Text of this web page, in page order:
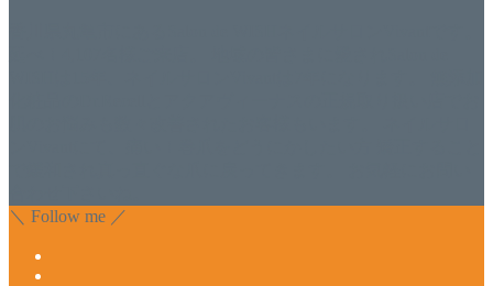
＼ Follow me ／